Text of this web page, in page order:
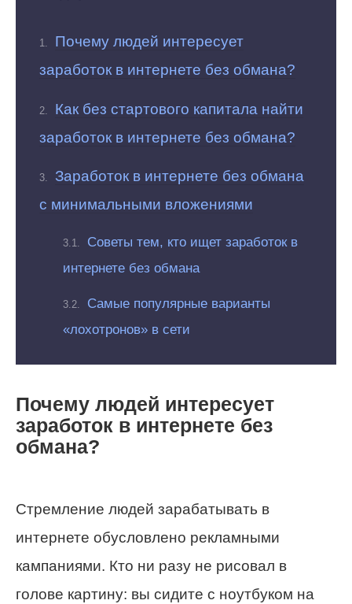
Почему людей интересует
заработок в интернете без обмана?
Как без стартового капитала найти
заработок в интернете без обмана?
Заработок в интернете без обмана
с минимальными вложениями
Советы тем, кто ищет заработок в
интернете без обмана
Самые популярные варианты
«лохотронов» в сети
Почему людей интересует
заработок в интернете без
обмана?
Стремление людей зарабатывать в
интернете обусловлено рекламными
кампаниями. Кто ни разу не рисовал в
голове картину: вы сидите с ноутбуком на